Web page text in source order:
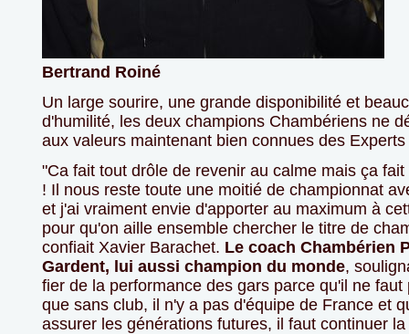
Bertrand Roiné
Un large sourire, une grande disponibilité et
d'humilité, les deux champions Chambériens ne
aux valeurs maintenant bien connues des Experts
"Ca fait tout drôle de revenir au calme mais ça
! Il nous reste toute une moitié de championnat
et j'ai vraiment envie d'apporter au maximum à
pour qu'on aille ensemble chercher le titre de
confiait Xavier Barachet. Le coach Chambérien
Gardent, lui aussi champion du monde,
fier de la performance des gars parce qu'il ne faut
que sans club, il n'y a pas d'équipe de France et
assurer les générations futures, il faut continuer